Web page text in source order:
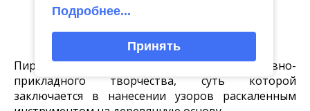
«Пирография»
9, 12, 16, 19, 23, 25, 26, 30 апреля
Пирография – это техника декоративно-
прикладного творчества, суть которой
заключается в нанесении узоров раскаленным
Подробнее...
Принять